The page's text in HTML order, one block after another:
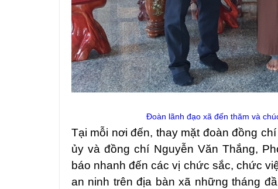
Đoàn lãnh đạo xã đến thăm và
Tại mỗi nơi đến, thay mặt đoàn đồng
ủy và đồng chí Nguyễn Văn Thắng,
báo nhanh đến các vị chức sắc, chức
an ninh trên địa bàn xã những tháng